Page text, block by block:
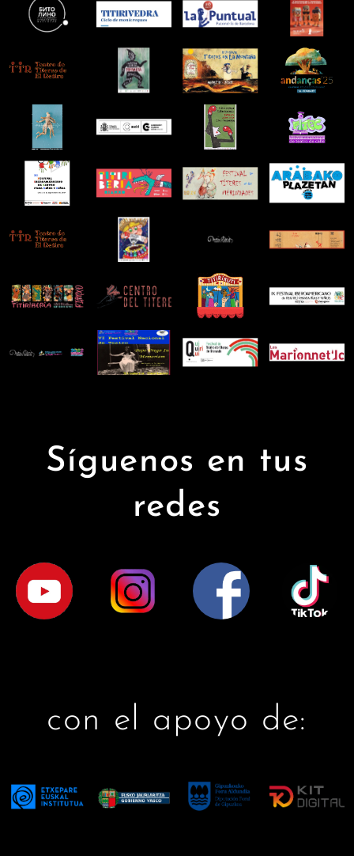
Síguenos en tus
redes
con el apoyo de: